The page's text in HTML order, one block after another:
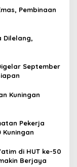
Pembinaan
Dilelang,
September
Kuningan
Pekerja
Kuningan
di HUT ke-50
Berjaya